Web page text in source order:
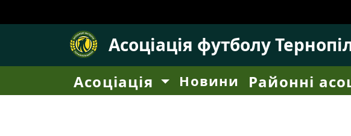
Асоціація футболу
Асоціація Новини Районні